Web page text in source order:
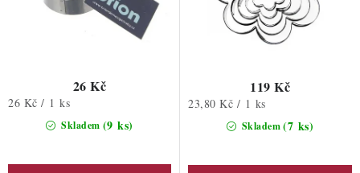
Skladem (9 ks)
26 Kč
Měrná
26 Kč / 1 ks
Skladem(7 ks)
119 Kč
Měrná
23,80 Kč / 1 ks